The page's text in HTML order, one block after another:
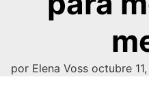
por Elena Voss octubre